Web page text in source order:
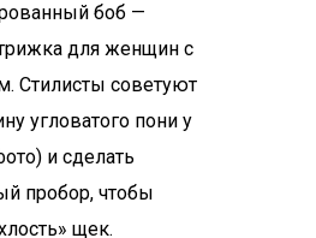
боб —
для женщин с
Стилисты советуют
угловатого пони у
и сделать
пробор, чтобы
щек.